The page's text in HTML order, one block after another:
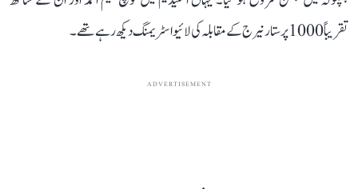
تقریباً 1000 پرستار نیرج کے مقابلہ کی لائیو اسٹریمنگ دیکھ رہے تھے۔
ADVERTISEMENT